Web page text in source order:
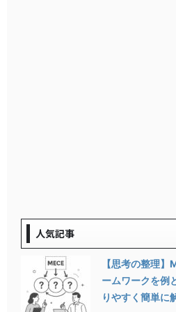
人気記事
【思考の整理】
ームワークを例
りやすく簡単に